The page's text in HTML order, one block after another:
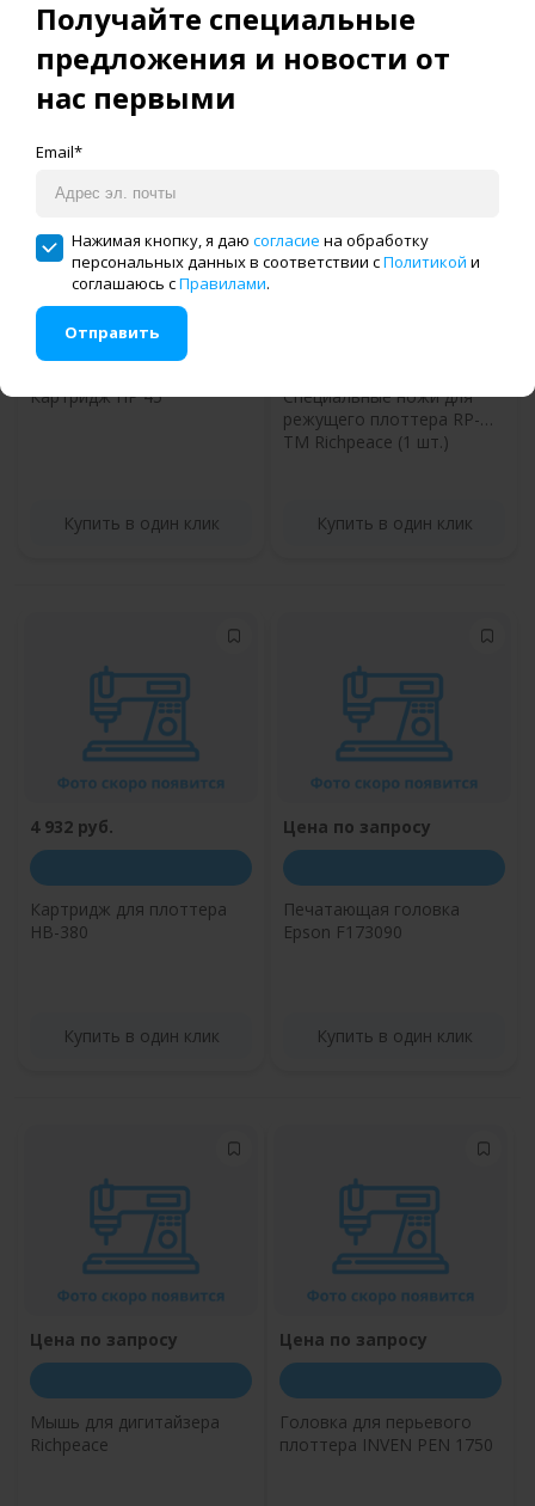
Получайте специальные
предложения и новости от
нас первыми
Email*
Нажимая кнопку, я даю согласие на обработку
персональных данных в соответствии сПолитикой и
соглашаюсь сПравилами.
Отправить
Купить в один клик Купить в один клик
3 863 руб.
Картридж HP 45
Купить в один клик
Специальные ножи для
режущего плоттера RP-
TM Richpeace (1 шт.)
Купить в один клик
4 932 руб.
Картридж для плоттера
HB-380
Купить в один клик
Цена по запросу
Печатающая головка
Epson F173090
Купить в один клик
Цена по запросу
Мышь для дигитайзера
Richpeace
Цена по запросу
Головка для перьевого
плоттера INVEN PEN 1750